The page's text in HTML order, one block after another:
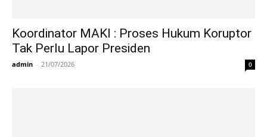
Koordinator MAKI : Proses Hukum Koruptor
Tak Perlu Lapor Presiden
admin - 21/07/2026 0